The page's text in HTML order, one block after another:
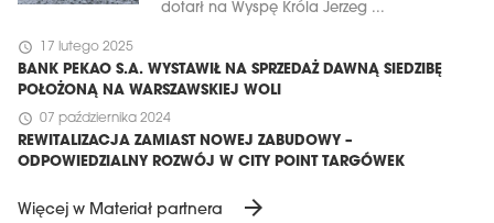
dotarł na Wyspę Króla Jerzeg ...
schedule 17 lutego 2025
BANK PEKAO S.A. WYSTAWIŁ NA SPRZEDAŻ DAWNĄ SIEDZIBĘ
POŁOŻONĄ NA WARSZAWSKIEJ WOLI
schedule 07 października 2024
REWITALIZACJA ZAMIAST NOWEJ ZABUDOWY –
ODPOWIEDZIALNY ROZWÓJ W CITY POINT TARGÓWEK
Więcej w Materiał partnera arrow_forward